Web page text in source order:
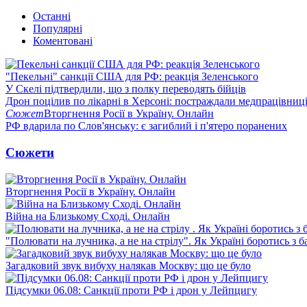
Останні
Популярні
Коментовані
"Пекельні" санкції США для РФ: реакція Зеленського
У Скелі підтвердили, що з полку переводять бійців
Дрон поцілив по лікарні в Херсоні: постраждали медпрацівниці
СюжетВторгнення Росії в Україну. Онлайн
РФ вдарила по Слов'янську: є загиблий і п'ятеро поранених
Сюжети
Вторгнення Росії в Україну. Онлайн
Війна на Близькому Сході. Онлайн
"Полювати на лучника, а не на стрілу". Як Україні боротись з
Загадковий звук вибуху налякав Москву: що це було
Підсумки 06.08: Санкції проти РФ і дрон у Лейпцигу